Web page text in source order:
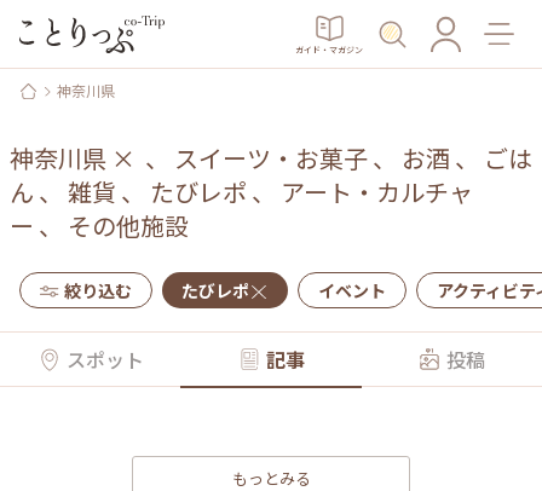
ガイド・マガジン
神奈川県
神奈川県 × 、 スイーツ・お菓子、 お酒 、
ごは
ん 、 雑貨 、 たびレポ 、 アート・カルチャ
ー 、 その他施設
絞り込む たびレポ イベント アクティビテ
スポット 記事 投稿
もっとみる